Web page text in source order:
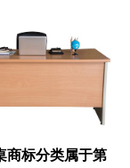
商标分类属于第